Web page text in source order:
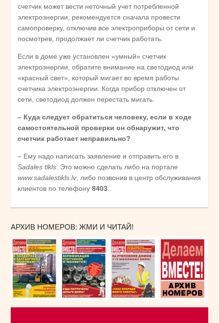
счетчик может вести неточный учет потребленной
электроэнергии, рекомендуется сначала провести
самопроверку, отключив все электроприборы от сети и
посмотрев, продолжает ли счетчик работать.
Если в доме уже установлен «умный» счетчик
электроэнергии, обратите внимание на светодиод или
«красный свет», который мигает во время работы
счетчика электроэнергии. Когда прибор отключен от
сети, светодиод должен перестать мигать.
– Куда следует обратиться человеку, если в ходе
самостоятельной проверки он обнаружит, что
счетчик работает неправильно?
– Ему надо написать заявление и отправить его в
Sadales tīkls . Это можно сделать либо на портале
www.sadalestikls.lv, либо позвонив в центр обслуживания
клиентов по телефону 8403
АРХИВ НОМЕРОВ: ЖМИ И ЧИТАЙ!